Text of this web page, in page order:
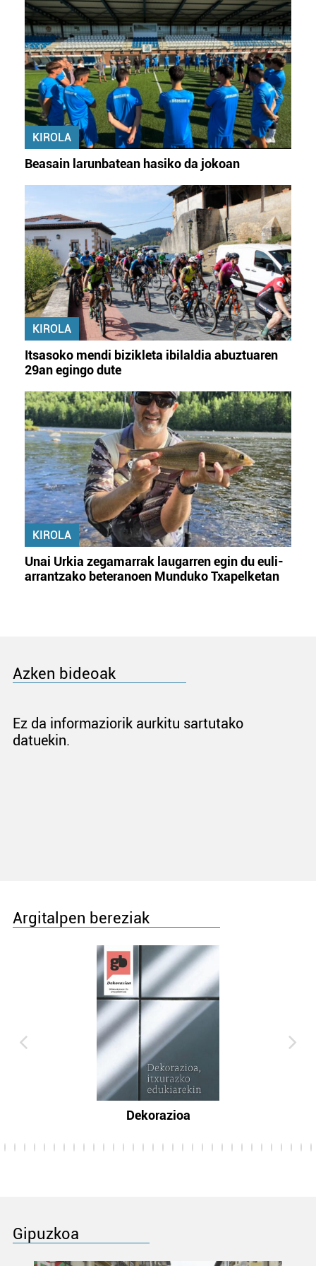
KIROLA
Beasain larunbatean hasiko da jokoan
KIROLA
Itsasoko mendi bizikleta ibilaldia abuztuaren
29an egingo dute
KIROLA
Unai Urkia zegamarrak laugarren egin du euli-
arrantzako beteranoen Munduko Txapelketan
Azken bideoak
Ez da informaziorik aurkitu sartutako
datuekin.
Argitalpen bereziak
Dekorazioa
Gipuzkoa